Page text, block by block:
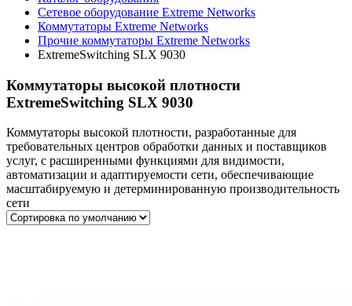
Сетевое оборудование Extreme Networks
Коммутаторы Extreme Networks
Прочие коммутаторы Extreme Networks
ExtremeSwitching SLX 9030
Коммутаторы высокой плотности
ExtremeSwitching SLX 9030
Коммутаторы высокой плотности, разработанные для
требовательных центров обработки данных и поставщиков
услуг, с расширенными функциями для видимости,
автоматизации и адаптируемости сети, обеспечивающие
масштабируемую и детерминированную производительность
сети